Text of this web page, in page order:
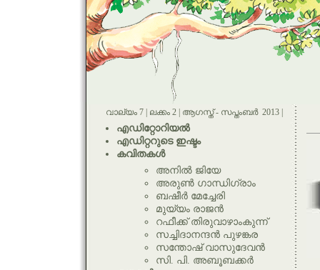
വാല്യം 7 | ലക്കം 2 | ആഗസ്ത് - സപ്തംബര്‍ 2013 |
എഡിറ്റോറിയല്‍
എഡിറ്ററുടെ ഇഷ്ടം
കവിതകള്‍
അനില്‍ ജിയേ
അരുണ്‍ ഗാന്ധിഗ്രാം
ബഷീര്‍ മേച്ചേരി
മുയ്യം രാജന്‍
റഫീക്ക്‌ തിരുവാഴാംകുന്ന്
സച്ചിദാനന്ദന്‍ പുഴങ്കര
സന്തോഷ് വാസുദേവന്‍
സി. പി. അബൂബക്കര്‍